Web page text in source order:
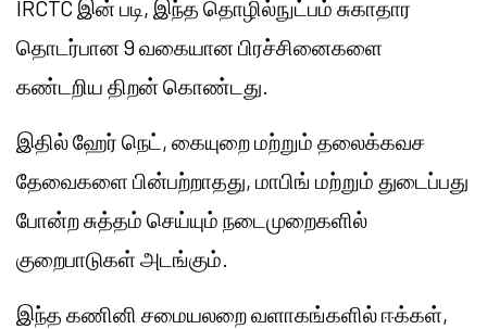
IRCTC இன் படி, இந்த தொழில்நுட்பம் சுகாதார
தொடர்பான 9 வகையான பிரச்சினைகளை
கண்டறிய திறன் கொண்டது.
இதில் ஹேர் நெட், கையுறை மற்றும் தலைக்கவச
தேவைகளை பின்பற்றாதது, மாபிங் மற்றும் துடைப்பது
போன்ற சுத்தம் செய்யும் நடைமுறைகளில்
குறைபாடுகள் அடங்கும்.
இந்த கணினி சமையலறை வளாகங்களில் ஈக்கள்,